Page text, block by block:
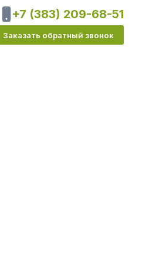
+7 (383) 209-68-51
Заказать обратный звонок